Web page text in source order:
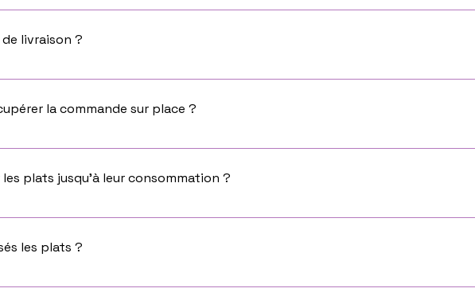
un menu en nous contactant directement par téléphone ou par mail.
livraison ?
de retrait dans nos locaux sont de 15 jours à partir de la date de votre
la commande sur place ?
commande sera prête, vous serez informé et vous pourrez venir la récupérer
plats jusqu’à leur consommation ?
le jour de la livraison ou du retrait dans nos locaux et au plus tard le lendemain.
les plats ?
déjà dressés, les entrées également, il faut seulement ajouter la sauce qui est